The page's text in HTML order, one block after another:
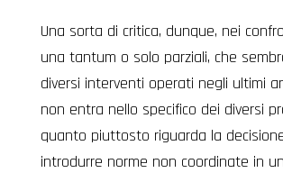
Una sorta di critica, dunque, nei
una tantum o solo parziali, che
diversi interventi operati negli ultimi
non entra nello specifico dei diversi
quanto piuttosto riguarda la
introdurre norme non coordinate in